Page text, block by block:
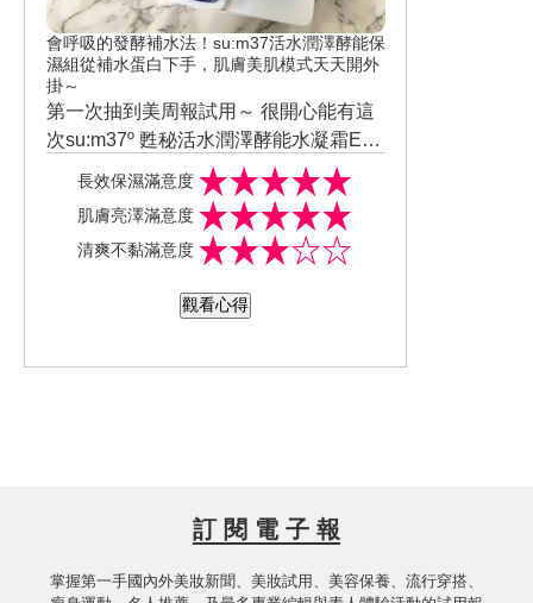
會呼吸的發酵補水法！su:m37活水潤澤酵能保
濕組從補水蛋白下手，肌膚美肌模式天天開外
掛～
第一次抽到美周報試用～ 很開心能有這
次su:m37º 甦秘活水潤澤酵能水凝霜EX
的試用機會！甦秘一直是我在觀望的牌
子所以特別興奮? 裡面有水凝露、水凝
乳、水凝霜，有天然草本柑橘的味道，
非常補水保濕，在冷氣房待一整天不會
痘治粉刺！非常喜歡～很感謝美周報給
長效保濕滿意度
肌膚亮澤滿意度
清爽不黏滿意度
觀看心得
訂 閱 電 子 報
掌握第一手國內外美妝新聞、美妝試用、美容保養、流行穿搭、